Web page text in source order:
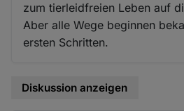
zum tierleidfreien Leben auf
Aber alle Wege beginnen
ersten Schritten.
Diskussion anzeigen